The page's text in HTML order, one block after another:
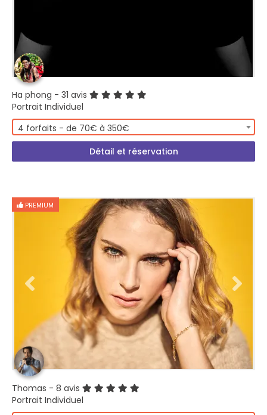
Ha phong - 31 avis
Portrait Individuel
4 forfaits - de 70€ à 350€
Détail et réservation
PREMIUM
Thomas - 8 avis
Portrait Individuel